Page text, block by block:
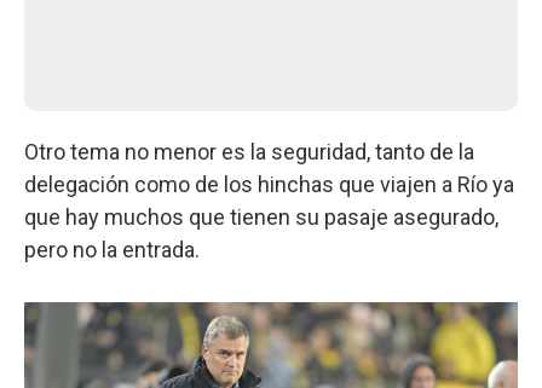
Otro tema no menor es la seguridad, tanto de la
delegación como de los hinchas que viajen a Río ya
que hay muchos que tienen su pasaje asegurado,
pero no la entrada.